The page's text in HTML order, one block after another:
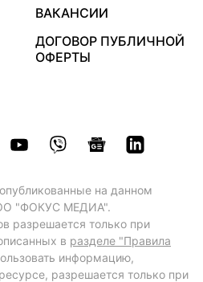
ВАКАНСИИ
ДОГОВОР ПУБЛИЧНОЙ
ОФЕРТЫ
на данном
"ФОКУС МЕДИА".
разрешается только при
в разделе "Правила
информацию,
разрешается только при